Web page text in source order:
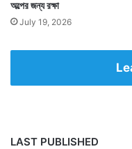
অল্পের জন্য রক্ষা
July 19, 2026
LAST PUBLISHED